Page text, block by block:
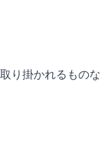
り掛かれるものな